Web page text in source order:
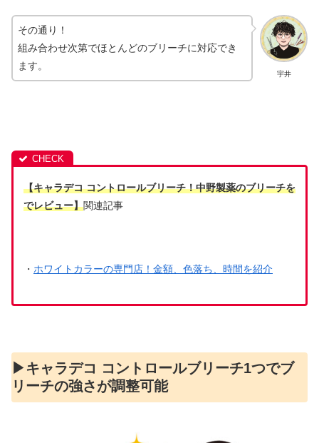
宇井
その通り！
組み合わせ次第でほとんどのブリーチに対応でき
ます。
【キャラデコ コントロールブリーチ！中野製薬のブリーチを
でレビュー】関連記事
・ ホワイトカラーの専門店！金額、色落ち、時間を紹介
▶︎キャラデコ コントロールブリーチ1つでブ
リーチの強さが調整可能